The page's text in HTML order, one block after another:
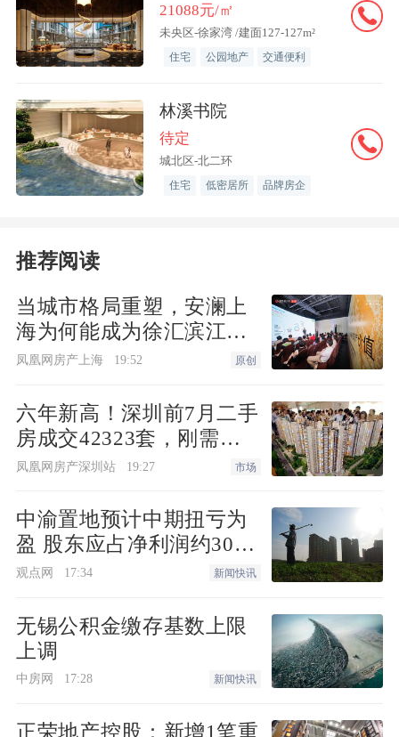
21088元/㎡
未央区-徐家湾 /建面127-127m²
住宅 公园地产 交通便利
林溪书院
待定
城北区-北二环
住宅 低密居所 品牌房企
推荐阅读
当城市格局重塑，安澜上
海为何能成为徐汇滨江承
接“新质生产力”的人居锚
凤凰网房产上海 19:52 原创
六年新高！深圳前7月二手
房成交42323套，刚需刚
改撑起"量的回归"
凤凰网房产深圳站 19:27 市场
中渝置地预计中期扭亏为
盈 股东应占净利润约3000
万港元
观点网 17:34 新闻快讯
无锡公积金缴存基数上限
上调
中房网 17:28 新闻快讯
正荣地产控股：新增1笔重